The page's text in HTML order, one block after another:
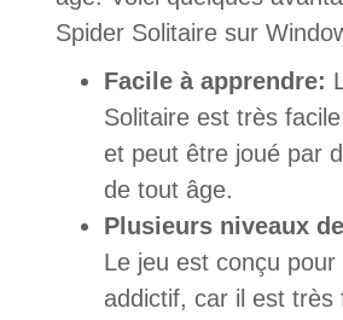
Spider Solitaire sur
Facile à apprendre:
Solitaire est très
et peut être joué par
de tout âge.
Plusieurs niveaux
Le jeu est conçu
addictif, car il est très